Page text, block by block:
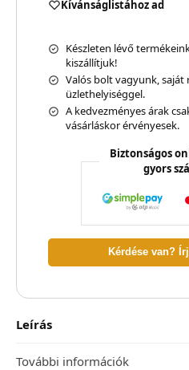
Kívánságlistához ad
Készleten lévő
kiszállítjuk!
Valós bolt vagyunk, saját
üzlethelyiséggel.
A kedvezményes árak
vásárláskor érvényesek.
Biztonságos
gyors
Kérdése van?
Leírás
További információk